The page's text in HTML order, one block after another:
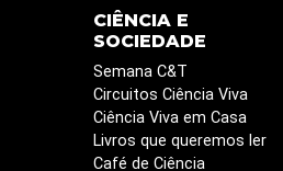
CIÊNCIA E
SOCIEDADE
Semana C&T
Circuitos Ciência Viva
Ciência Viva em Casa
Livros que queremos ler
Café de Ciência